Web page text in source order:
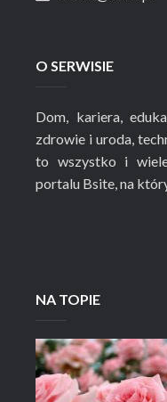
O SERWISIE
Dom, kariera,
zdrowie i uroda,
to wszystko i
portalu Bsite, na
NA TOPIE